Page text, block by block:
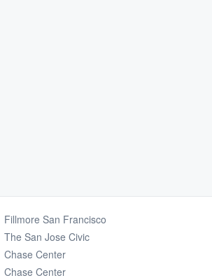
Fillmore San Francisco
The San Jose Civic
Chase Center
Chase Center